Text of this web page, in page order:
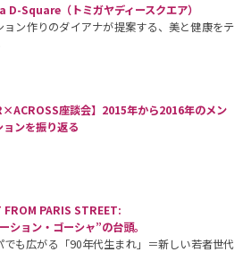
Square（トミガヤディースクエア）
ョン作りのダイアナが提案する、美と健康をテ
座談会】2015年から2016年のメン
ョンを振り返る
PARIS STREET:
ション・ゴーシャ”の台頭。
でも広がる「90年代生まれ」＝新しい若者世代